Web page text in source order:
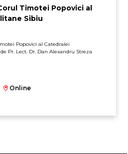
Timotei Popovici al
Sibiu
Popovici al Catedralei
Pr. Lect. Dr. Dan Alexandru Streza
Online